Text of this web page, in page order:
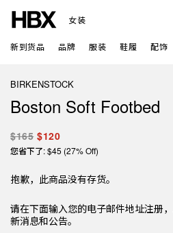
女装
新到货品 品牌 服装 鞋履 配饰
BIRKENSTOCK
Boston Soft Footbed
$165 $120
您省下了: $45 (27% Off)
抱歉，此商品没有存货。
请在下面输入您的电子邮件地址注册
新消息和公告。